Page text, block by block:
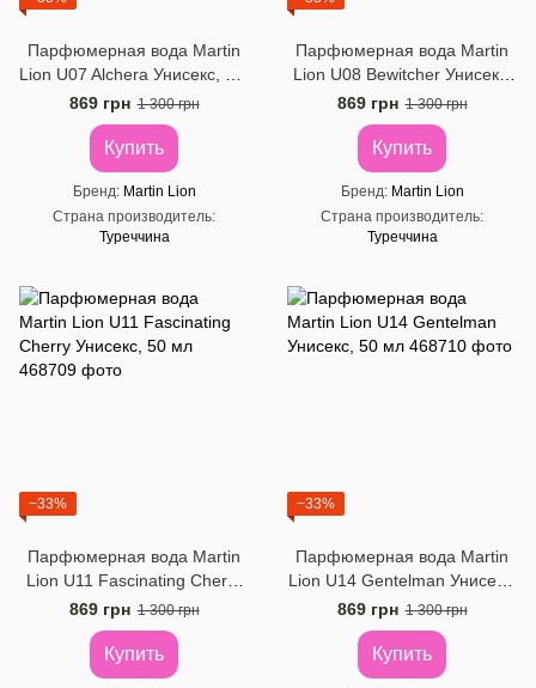
Парфюмерная вода Martin
Lion U07 Alchera Унисекс, 50 ​​
мл
869 грн 1 300 грн
Купить
Бренд
Martin Lion
Страна производитель
Туреччина
Парфюмерная вода Martin
Lion U08 Bewitcher Унисекс,
50 ​​мл
869 грн 1 300 грн
Купить
Бренд
Martin Lion
Страна производитель
Туреччина
−33%
Парфюмерная вода Martin
Lion U11 Fascinating Cherry
Унисекс, 50 ​​мл
869 грн 1 300 грн
Купить
−33%
Парфюмерная вода Martin
Lion U14 Gentelman Унисекс,
50 ​​мл
869 грн 1 300 грн
Купить